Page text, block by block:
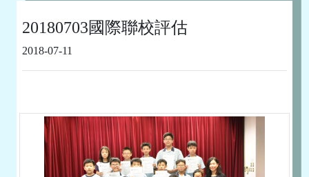
20180703國際聯校評估
2018-07-11